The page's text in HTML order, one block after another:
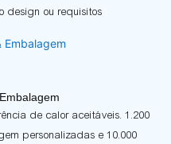
design ou requisitos
de calor aceitáveis. 1.200
personalizadas e 10.000